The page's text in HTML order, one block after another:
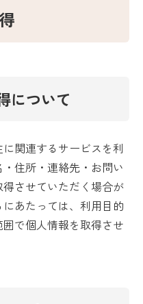
について
関連するサービスを利
住所・連絡先・お問い
させていただく場合が
あたっては、利用目的
で個人情報を取得させ